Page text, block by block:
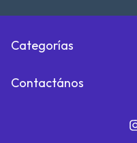
Categorías
Contactános